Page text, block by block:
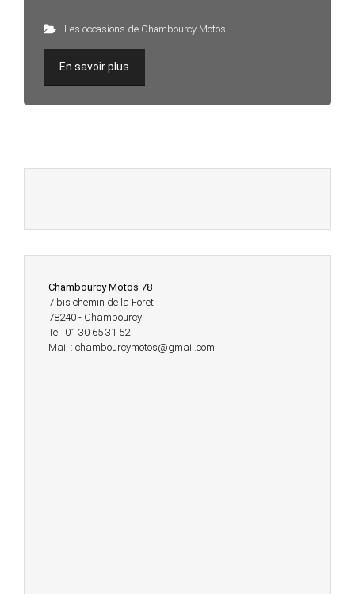
Les occasions de Chambourcy Motos
En savoir plus
Chambourcy Motos 78
7 bis chemin de la Foret
78240 - Chambourcy
Tel 01 30 65 31 52
Mail : chambourcymotos@gmail.com